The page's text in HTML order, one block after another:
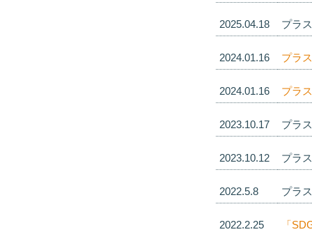
2025.04.18 プラ
2024.01.16 プラ
2024.01.16 プラ
2023.10.17 プラ
2023.10.12 プラ
2022.5.8 プラ
2022.2.25
「